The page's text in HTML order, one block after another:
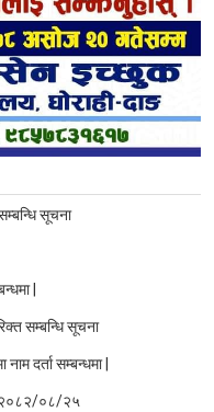
सूचना
|
सम्बन्धि सूचना
दर्ता सम्बन्धमा |
२०८२/०८/२५